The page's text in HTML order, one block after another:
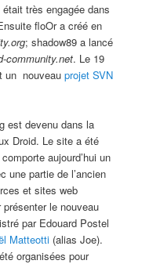
très engagée dans
floOr a créé en
; shadow89 a lancé
community.net. Le 19
un nouveauprojet SVN
est devenu dans la
Droid. Le site a été
aujourd’hui un
une partie de l’ancien
et sites web
le nouveau
par Edouard Postel
Matteotti (alias Joe).
organisées pour